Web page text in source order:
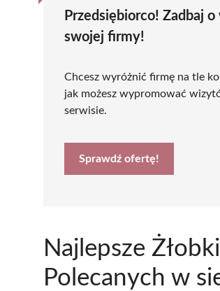
Przedsiębiorco! Zadbaj
swojej firmy!
Chcesz wyróżnić firmę na tle
jak możesz wypromować
serwisie.
Sprawdź ofertę!
Najlepsze
Polecanych w